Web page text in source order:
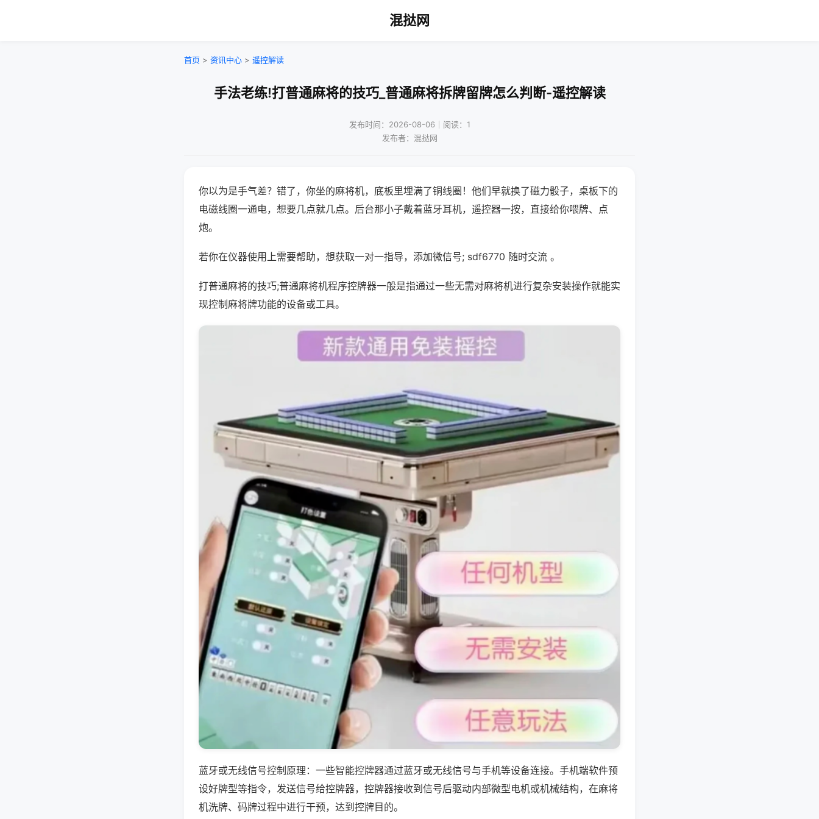
混挞网
首页 > 资讯中心 > 遥控解读
手法老练!打普通麻将的技巧_普通麻将拆牌留牌怎么判断-遥控解读
发布时间：2026-08-06｜阅读：1
发布者：混挞网
你以为是手气差？错了，你坐的麻将机，底板里埋满了铜线圈！他们早就换了磁力骰子，桌板下的
电磁线圈一通电，想要几点就几点。后台那小子戴着蓝牙耳机，遥控器一按，直接给你喂牌、点
炮。
若你在仪器使用上需要帮助，想获取一对一指导，添加微信号; sdf6770 随时交流 。
打普通麻将的技巧;普通麻将机程序控牌器一般是指通过一些无需对麻将机进行复杂安装操作就能实
现控制麻将牌功能的设备或工具。
蓝牙或无线信号控制原理：一些智能控牌器通过蓝牙或无线信号与手机等设备连接。手机端软件预
设好牌型等指令，发送信号给控牌器，控牌器接收到信号后驱动内部微型电机或机械结构，在麻将
机洗牌、码牌过程中进行干预，达到控牌目的。